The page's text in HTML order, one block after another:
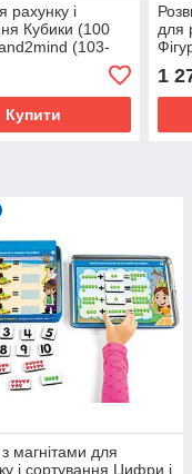
рахунку і
Кубики (100
(103-
Купити
для
1
магнітами для
і сортування Цифри і